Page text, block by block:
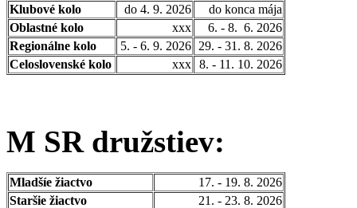
Klubové kolo
do 4. 9. 2026
do konca mája
Oblastné kolo
xxx
6. - 8. 6. 2026
Regionálne kolo
5. - 6. 9. 2026 29. - 31. 8. 2026
Celoslovenské kolo
xxx 8. - 11. 10. 2026
M SR družstiev:
Mladšíe žiactvo
17. - 19. 8. 2026
Staršie žiactvo
21. - 23. 8. 2026